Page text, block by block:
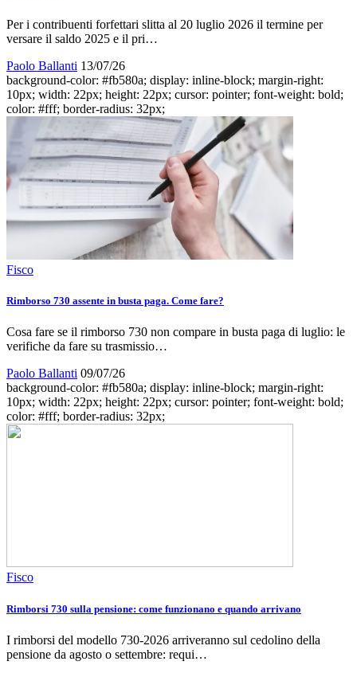
Per i contribuenti forfettari slitta al 20 luglio 2026 il termine per
versare il saldo 2025 e il pri…
Paolo Ballanti 13/07/26
background-color: #fb580a; display: inline-block; margin-right:
10px; width: 22px; height: 22px; cursor: pointer; font-weight: bold;
color: #fff; border-radius: 32px;
Fisco
Rimborso 730 assente in busta paga. Come fare?
Cosa fare se il rimborso 730 non compare in busta paga di luglio: le
verifiche da fare su trasmissio…
Paolo Ballanti 09/07/26
background-color: #fb580a; display: inline-block; margin-right:
10px; width: 22px; height: 22px; cursor: pointer; font-weight: bold;
color: #fff; border-radius: 32px;
Fisco
Rimborsi 730 sulla pensione: come funzionano e quando arrivano
I rimborsi del modello 730-2026 arriveranno sul cedolino della
pensione da agosto o settembre: requi…